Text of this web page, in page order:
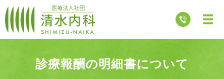
診療報酬の明細書について